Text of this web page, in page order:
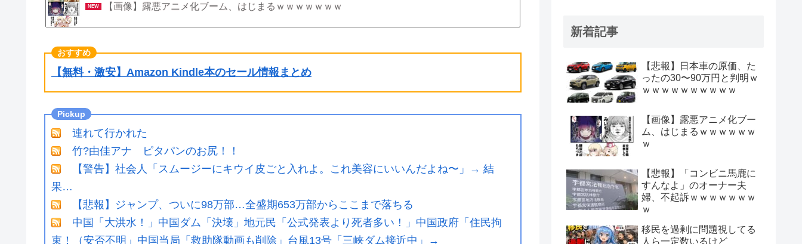
NEW 【画像】露悪アニメ化ブーム、はじまるｗｗｗｗｗｗｗ
【無料・激安】Amazon Kindle本のセール情報まとめ
連れて行かれた
竹?由佳アナ ピタパンのお尻！！
【警告】社会人「スムージーにキウイ皮ごと入れよ。これ美容にいいんだよね〜」→ 結
果…
【悲報】ジャンプ、ついに98万部…全盛期653万部からここまで落ちる
中国「大洪水！」中国ダム「決壊」地元民「公式発表より死者多い！」中国政府「住民拘
束！（安否不明」中国当局「救助隊動画も削除」台風13号「三峡ダム接近中」→
新着記事
【悲報】日本車の原価、た
ったの30〜90万円と判明ｗ
ｗｗｗｗｗｗｗｗｗｗ
【画像】露悪アニメ化ブー
ム、はじまるｗｗｗｗｗｗ
ｗ
【悲報】「コンビニ馬鹿に
すんなよ」のオーナー夫
婦、不起訴ｗｗｗｗｗｗｗ
ｗ
移民を過剰に問題視してる
人ら一定数いるけど